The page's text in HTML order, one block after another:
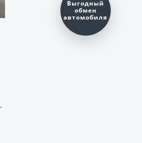
Оценить ваш
автомобиль?